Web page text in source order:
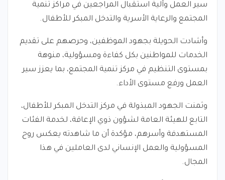
سير العمل وآلية استقبال المراجعين في مراكز تنمية
المجتمع والرعاية الأسرية والتدخل المبكر للأطفال.
وأشادت الحويلة بجهود الموظفين، وحرصهم على تقديم
الخدمات للمواطنين بكل كفاءة ومسؤولية، منوهة
بمستوى التنظيم في مركز تنمية المجتمع، بما يعزز سير
العمل ورفع مستوى الأداء.
وثمنت الجهود المبذولة في مركز التدخل المبكر للأطفال،
التابع للهيئة العامة لشؤون ذوي الإعاقة، لخدمة الفئات
المستهدفة وأسرهم، مؤكدة أن ما شاهدته يعكس روح
المسؤولية والعمل الإنساني لدى العاملين في هذا
المجال.